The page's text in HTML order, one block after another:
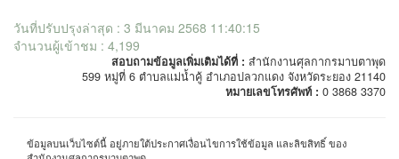
วันที่ปรับปรุงล่าสุด : 3 มีนาคม 2568 11:40:15
จำนวนผู้เข้าชม : 4,199
สอบถามข้อมูลเพิ่มเติมได้ที่ : สำนักงานศุลกากรมาบตาพุด
599 หมู่ที่ 6 ตำบลแม่น้ำคู้ อำเภอปลวกแดง จังหวัดระยอง 21140
หมายเลขโทรศัพท์ : 0 3868 3370
ข้อมูลบนเว็บไซต์นี้ อยู่ภายใต้ประกาศเงื่อนไขการใช้ข้อมูล และลิขสิทธิ์ ของ